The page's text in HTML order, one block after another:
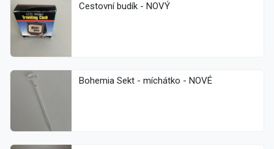
Cestovní budík - NOVÝ
Bohemia Sekt - míchátko - NOVÉ